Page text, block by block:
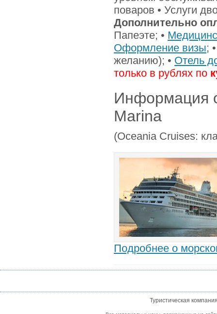
поваров • Услуги
Дополнительно
Папеэте; •
Оформление визы;
желанию); • Отель
только в рублях по
Информация
Marina
(Oceania Cruises:
Подробнее о
Туристическая